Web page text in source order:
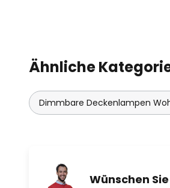
Ähnliche
Dimmbare Deckenlampen
Wünschen